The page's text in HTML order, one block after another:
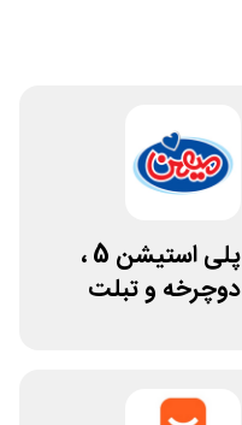
پلی استیشن 5 ،
دوچرخه و تبلت